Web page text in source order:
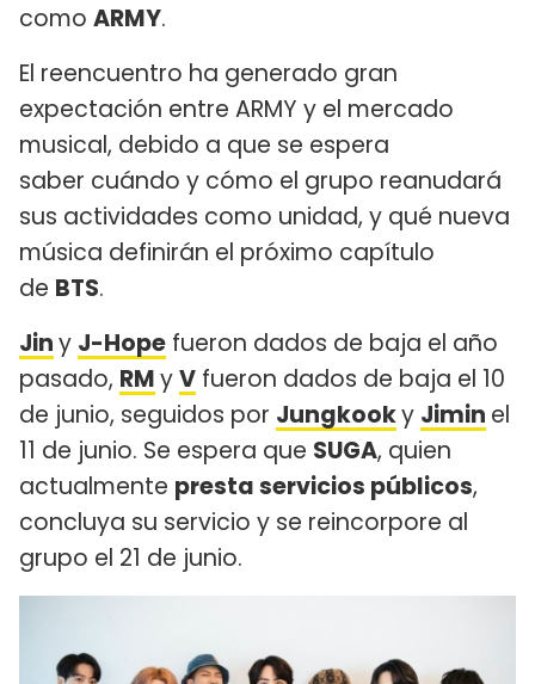
como ARMY.
El reencuentro ha generado gran
expectación entre ARMY y el mercado
musical, debido a que se espera
saber cuándo y cómo el grupo reanudará
sus actividades como unidad, y qué nueva
música definirán el próximo capítulo
de BTS.
Jiny J-Hope fueron dados de baja el año
pasado, RMyV fueron dados de baja el 10
de junio, seguidos por Jungkooky Jimin el
11 de junio. Se espera que SUGA, quien
actualmente presta servicios públicos,
concluya su servicio y se reincorpore al
grupo el 21 de junio.